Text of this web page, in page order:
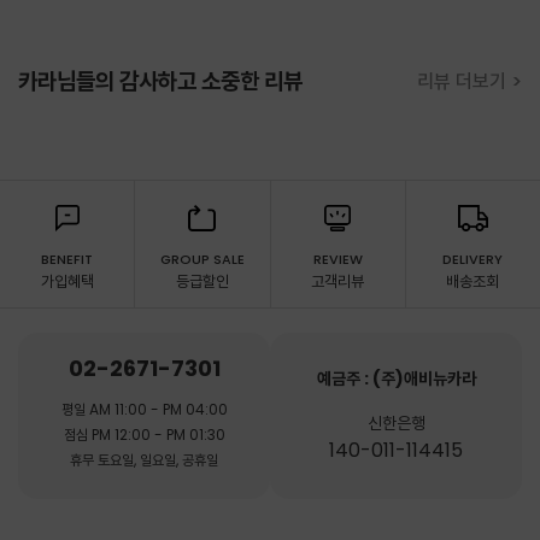
카라님들의 감사하고 소중한 리뷰 리뷰 더보기 >
BENEFIT
가입혜택
GROUP SALE
등급할인
REVIEW
고객리뷰
DELIVERY
배송조회
02-2671-7301
평일 AM 11:00 - PM 04:00
점심 PM 12:00 - PM 01:30
휴무 토요일, 일요일, 공휴일
예금주 : (주)애비뉴카라
신한은행
140-011-114415